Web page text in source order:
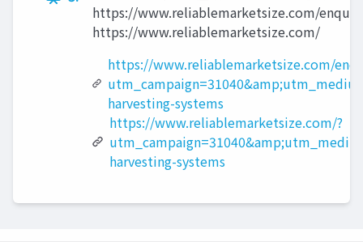
https://www.reliablemarketsize.com/
https://www.reliablemarketsize.com/
https://www.reliablemarketsize.com/
harvesting-systems
https://www.reliablemarketsize.com/?
harvesting-systems